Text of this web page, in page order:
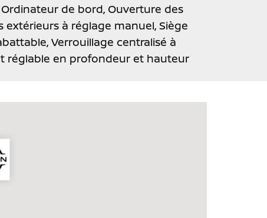
Ordinateur de bord, Ouverture des
extérieurs à réglage manuel, Siège
Verrouillage centralisé à
réglable en profondeur et hauteur